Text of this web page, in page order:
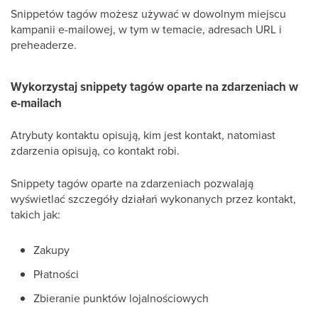
Snippetów tagów możesz używać w dowolnym miejscu
kampanii e-mailowej, w tym w temacie, adresach URL i
preheaderze.
Wykorzystaj snippety tagów oparte na zdarzeniach w
e-mailach
Atrybuty kontaktu opisują, kim jest kontakt, natomiast
zdarzenia opisują, co kontakt robi.
Snippety tagów oparte na zdarzeniach pozwalają
wyświetlać szczegóły działań wykonanych przez kontakt,
takich jak:
Zakupy
Płatności
Zbieranie punktów lojalnościowych